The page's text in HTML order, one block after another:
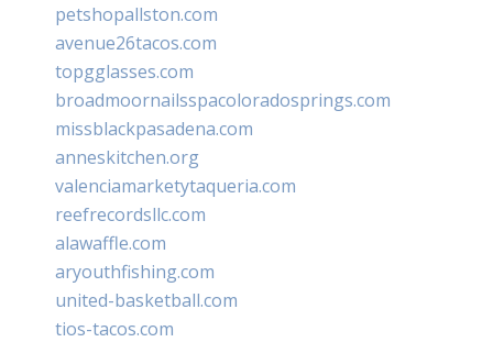
petshopallston.com
avenue26tacos.com
topgglasses.com
broadmoornailsspacoloradosprings.com
missblackpasadena.com
anneskitchen.org
valenciamarketytaqueria.com
reefrecordsllc.com
alawaffle.com
aryouthfishing.com
united-basketball.com
tios-tacos.com